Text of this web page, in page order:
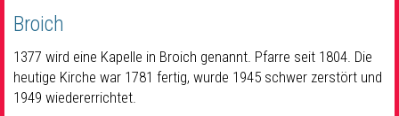
Broich
1377 wird eine Kapelle in Broich genannt. Pfarre seit 1804. Die
heutige Kirche war 1781 fertig, wurde 1945 schwer zerstört und
1949 wiedererrichtet.